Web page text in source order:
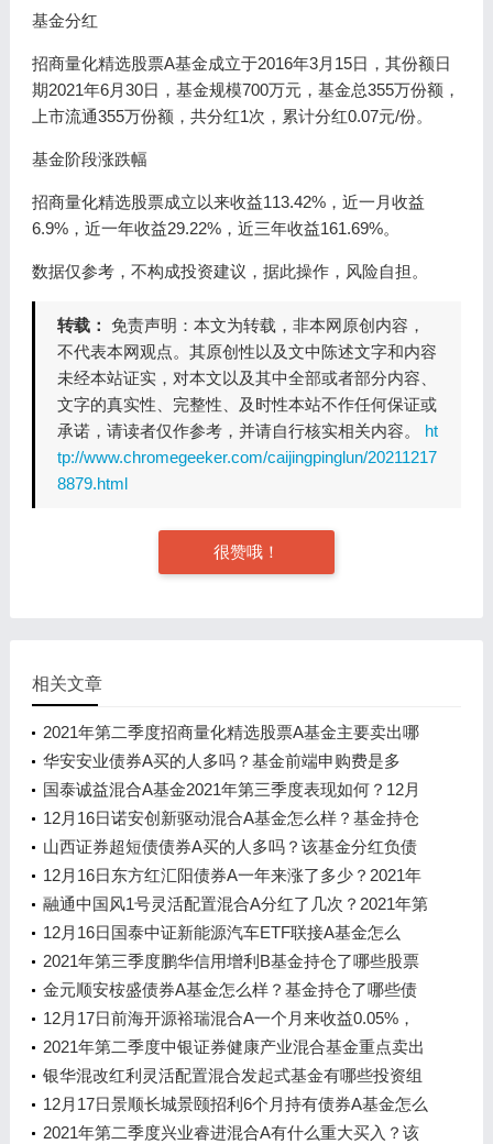
基金分红
招商量化精选股票A基金成立于2016年3月15日，其份额日
期2021年6月30日，基金规模700万元，基金总355万份额，
上市流通355万份额，共分红1次，累计分红0.07元/份。
基金阶段涨跌幅
招商量化精选股票成立以来收益113.42%，近一月收益
6.9%，近一年收益29.22%，近三年收益161.69%。
数据仅参考，不构成投资建议，据此操作，风险自担。
转载： 免责声明：本文为转载，非本网原创内容，
不代表本网观点。其原创性以及文中陈述文字和内容
未经本站证实，对本文以及其中全部或者部分内容、
文字的真实性、完整性、及时性本站不作任何保证或
承诺，请读者仅作参考，并请自行核实相关内容。 ht
tp://www.chromegeeker.com/caijingpinglun/20211217
8879.html
很赞哦！
相关文章
2021年第二季度招商量化精选股票A基金主要卖出哪
些股票？基金分红了几次？
华安安业债券A买的人多吗？基金前端申购费是多
少？
国泰诚益混合A基金2021年第三季度表现如何？12月
16日基金净值是多少?
12月16日诺安创新驱动混合A基金怎么样？基金持仓
了哪些债券？
山西证券超短债债券A买的人多吗？该基金分红负债
是什么情况？
12月16日东方红汇阳债券A一年来涨了多少？2021年
第三季度基金行业怎么配置？
融通中国风1号灵活配置混合A分红了几次？2021年第
二季度基金重点卖出哪些股票？
12月16日国泰中证新能源汽车ETF联接A基金怎么
样？2020年公司QDII基金规模30.73亿元
2021年第三季度鹏华信用增利B基金持仓了哪些股票
和债券？2021年第二季度主要买入哪些股票？
金元顺安桉盛债券A基金怎么样？基金持仓了哪些债
券？
12月17日前海开源裕瑞混合A一个月来收益0.05%，
基金2021年第三季度表现如何？
2021年第二季度中银证券健康产业混合基金重点卖出
哪些股票？同公司基金表现如何？
银华混改红利灵活配置混合发起式基金有哪些投资组
合？该基金经理2021年第三季度业绩如何？
12月17日景顺长城景颐招利6个月持有债券A基金怎么
样？2021年第二季度基金有哪些财务收入？
2021年第二季度兴业睿进混合A有什么重大买入？该